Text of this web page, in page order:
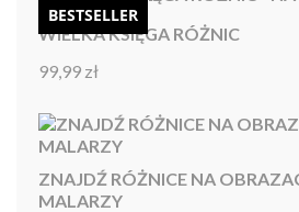
BESTSELLER
WIELKA KSIĘGA RÓŻNIC
Oceniono
99,99 zł
ZNAJDŹ RÓŻNICE NA
MALARZY